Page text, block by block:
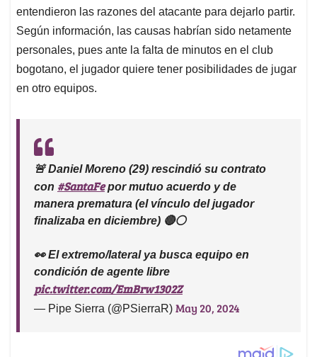
entendieron las razones del atacante para dejarlo partir.
Según información, las causas habrían sido netamente
personales, pues ante la falta de minutos en el club
bogotano, el jugador quiere tener posibilidades de jugar
en otro equipos.
🚨 Daniel Moreno (29) rescindió su contrato
con #SantaFepor mutuo acuerdo y de
manera prematura (el vínculo del jugador
finalizaba en diciembre) 🔴⚪️
👀 El extremo/lateral ya busca equipo en
condición de agente libre
pic.twitter.com/EmBrw1302Z
— Pipe Sierra (@PSierraR) May 20, 2024